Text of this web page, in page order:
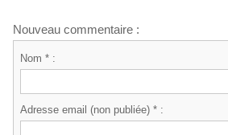
Nouveau commentaire :
Nom * :
Adresse email (non publiée) * :